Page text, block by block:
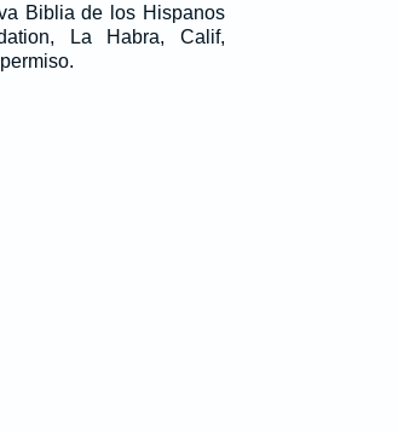
Biblia de los Hispanos
La Habra, Calif,